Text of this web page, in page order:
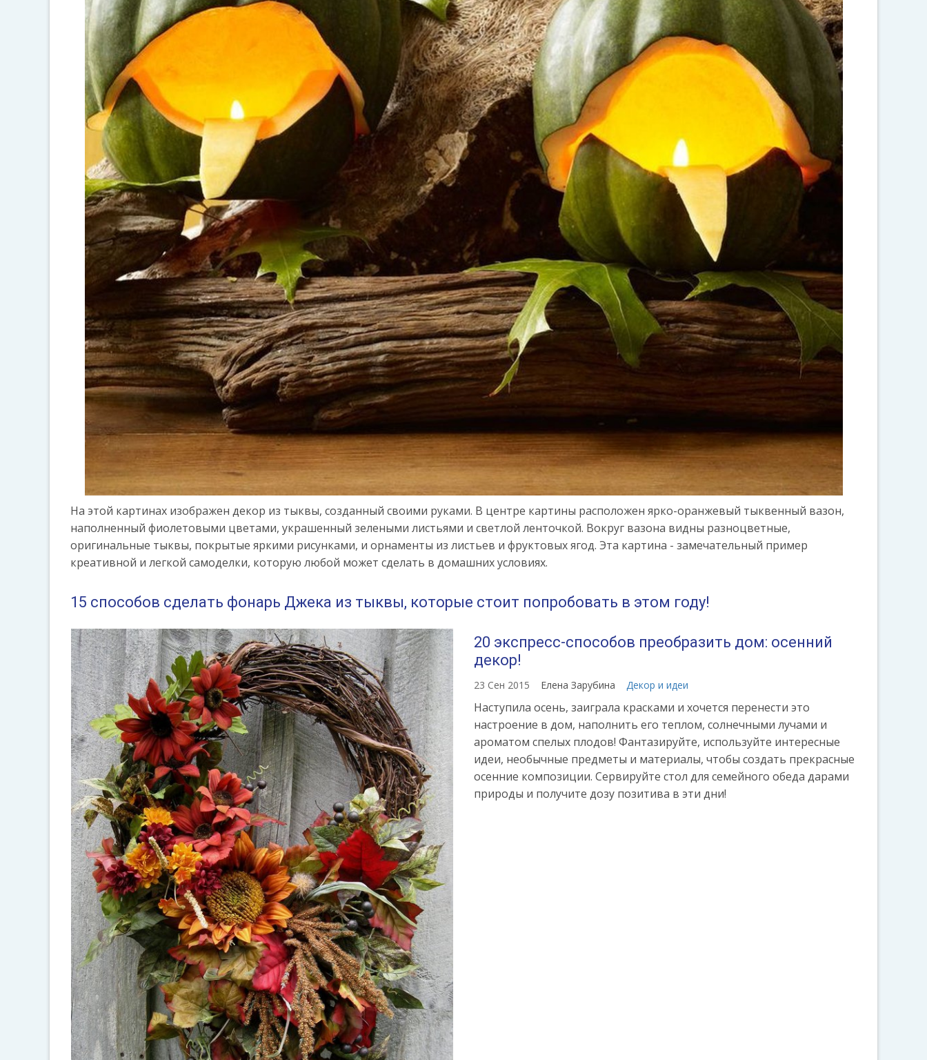
На этой картинах изображен декор из тыквы, созданный своими руками. В центре картины расположен ярко-оранжевый тыквенный вазон,
наполненный фиолетовыми цветами, украшенный зелеными листьями и светлой ленточкой. Вокруг вазона видны разноцветные,
оригинальные тыквы, покрытые яркими рисунками, и орнаменты из листьев и фруктовых ягод. Эта картина - замечательный пример
креативной и легкой самоделки, которую любой может сделать в домашних условиях.
15 способов сделать фонарь Джека из тыквы, которые стоит попробовать в этом году!
20 экспресс-способов преобразить дом: осенний
декор!
23 Сен 2015 Елена Зарубина Декор и идеи
Наступила осень, заиграла красками и хочется перенести это
настроение в дом, наполнить его теплом, солнечными лучами и
ароматом спелых плодов! Фантазируйте, используйте интересные
идеи, необычные предметы и материалы, чтобы создать прекрасные
осенние композиции. Сервируйте стол для семейного обеда дарами
природы и получите дозу позитива в эти дни!